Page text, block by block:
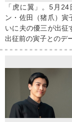
「虎に翼」。5月
ン・佐田（猪爪）寅
いに夫の優三が出征
出征前の寅子とのデ